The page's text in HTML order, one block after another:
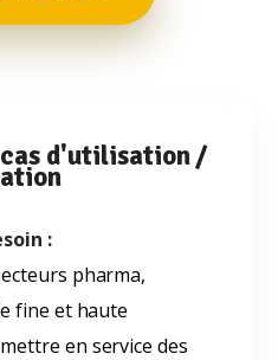
d'utilisation /
:
pharma,
fine et haute
en service des